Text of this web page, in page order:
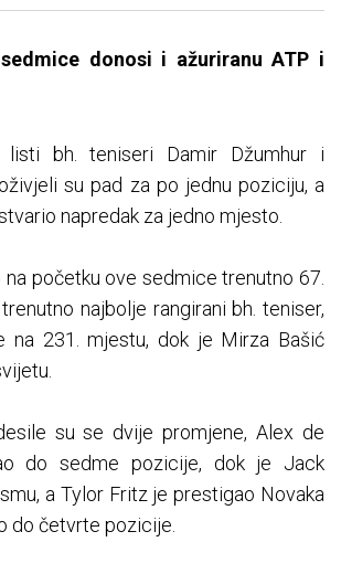
donosi i ažuriranu ATP i
bh. teniseri Damir Džumhur i
su pad za po jednu poziciju, a
napredak za jedno mjesto.
na početku ove sedmice trenutno 67.
najbolje rangirani bh. teniser,
na 231. mjestu, dok je Mirza Bašić
su se dvije promjene, Alex de
do sedme pozicije, dok je Jack
a Tylor Fritz je prestigao Novaka
do četvrte pozicije.